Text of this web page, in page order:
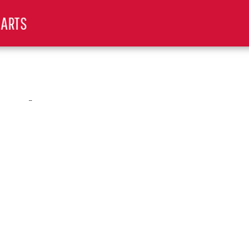
ARTS